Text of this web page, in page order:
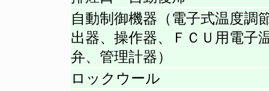
自動制御機器（電子式温度調
出器、操作器、ＦＣＵ用電子
弁、管理計器）
ロックウール